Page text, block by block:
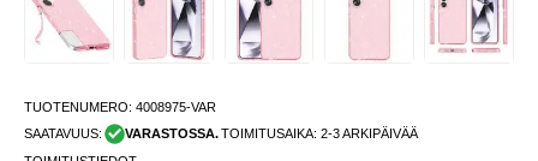
TUOTENUMERO: 4008975-VAR
SAATAVUUS:
VARASTOSSA.TOIMITUSAIKA: 2-3 ARKIPÄIVÄÄ